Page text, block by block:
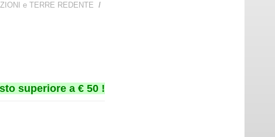
e TERRE REDENTE /
superiore a € 50 !